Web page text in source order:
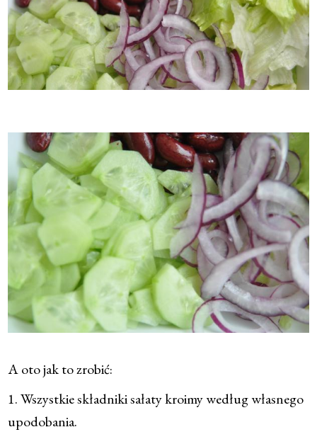
A oto jak to zrobić:
1. Wszystkie składniki sałaty kroimy według własnego
upodobania.